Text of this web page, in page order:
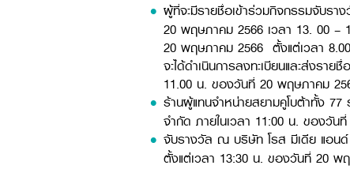
ผู้ที่จะมีรายชื่อเข้าร่วมกิจกรรมจับรา
20 พฤษภาคม 2566 เวลา 13. 00 –
20 พฤษภาคม 2566 ตั้งแต่เวลา
จะได้ดำเนินการลงทะเบียนและส่งรา
11.00 น. ของวันที่ 20 พฤษภาคม
ร้านผู้แทนจำหน่ายสยามคูโบต้าทั้ง
จำกัด ภายในเวลา 11:00 น. ของวัน
จับรางวัล ณ บริษัท โรส มีเดีย แอนด์
ตั้งแต่เวลา 13:30 น. ของวันที่ 20 พ